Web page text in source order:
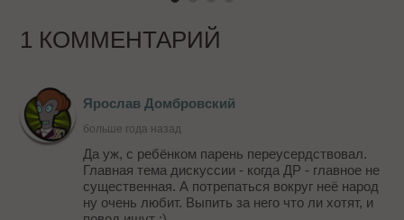
1 КОММЕНТАРИЙ
Ярослав Домбровский
больше года назад
Да уж, с ребёнком парень переусердствовал.
Главная тема дискуссии - когда ДР - главное не
существенная. А потрепаться вокруг неё народ
ну очень любит. Выпить за него что ли хотят, и